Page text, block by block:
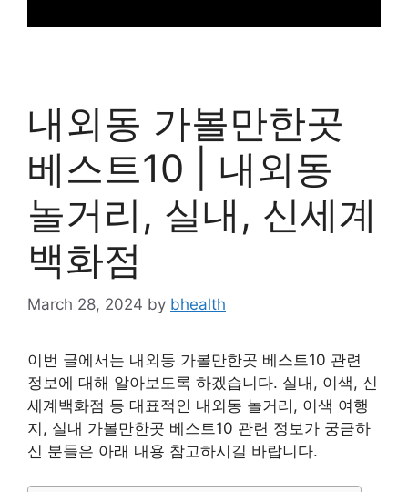
내외동 가볼만한곳
베스트10 | 내외동
놀거리, 실내, 신세계
백화점
March 28, 2024 by bhealth
이번 글에서는 내외동 가볼만한곳 베스트10 관련
정보에 대해 알아보도록 하겠습니다. 실내, 이색, 신
세계백화점 등 대표적인 내외동 놀거리, 이색 여행
지, 실내 가볼만한곳 베스트10 관련 정보가 궁금하
신 분들은 아래 내용 참고하시길 바랍니다.